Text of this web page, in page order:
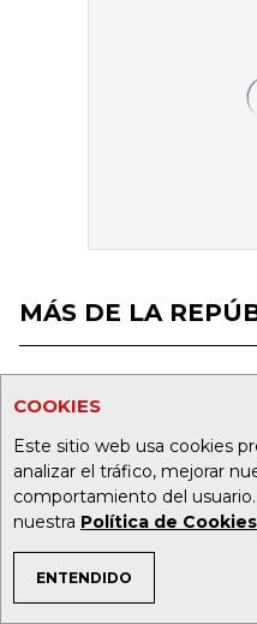
COOKIES
Este sitio web usa cookies
analizar el tráfico, mejorar
comportamiento del
nuestra Política de Cookies
ENTENDIDO
TEMAS DE INTERÉS
MÁS DE LA